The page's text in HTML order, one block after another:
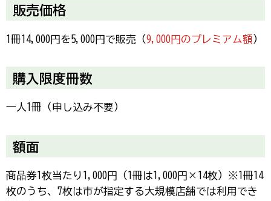
販売価格
1冊14,000円を5,000円で販売（9,000円のプレミアム額 ）
購入限度冊数
一人1冊（申し込み不要）
額面
商品券1枚当たり1,000円（1冊は1,000円×14枚）※1冊14
枚のうち、7枚は市が指定する大規模店舗では利用でき